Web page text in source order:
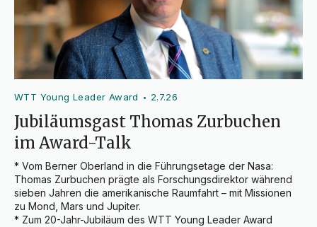
WTT Young Leader Award • 2.7.26
Jubiläumsgast Thomas Zurbuchen
im Award-Talk
* Vom Berner Oberland in die Führungsetage der Nasa:
Thomas Zurbuchen prägte als Forschungsdirektor während
sieben Jahren die amerikanische Raumfahrt – mit Missionen
zu Mond, Mars und Jupiter.
* Zum 20-Jahr-Jubiläum des WTT Young Leader Award